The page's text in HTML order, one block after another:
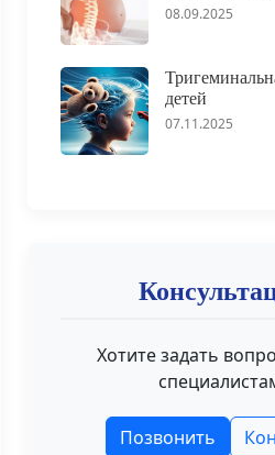
08.09.2025
детей
07.11.2025
Хотите задать
Позвонить